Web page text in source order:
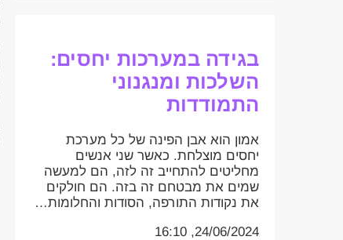
בגידה במערכות יחסים:
השלכות ומנגנוני
התמודדות
אמון הוא אבן הפינה של כל מערכת
יחסים מוצלחת. כאשר שני אנשים
מחליטים להתחייב זה לזה, הם למעשה
שמים את מבטחם זה בזה. הם חולקים
את נקודות התורפה, הסודות והחלומות…
24/06/2024, 16:10